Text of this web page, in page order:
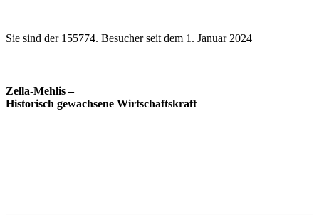
Sie sind der 155774. Besucher seit dem 1. Januar 2024
Zella-Mehlis –
Historisch gewachsene Wirtschaftskraft